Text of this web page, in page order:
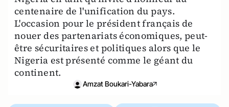
centenaire de l'unification du pays.
L'occasion pour le président français de
nouer des partenariats économiques, peut-
être sécuritaires et politiques alors que le
Nigeria est présenté comme le géant du
continent.
Amzat Boukari-Yabara